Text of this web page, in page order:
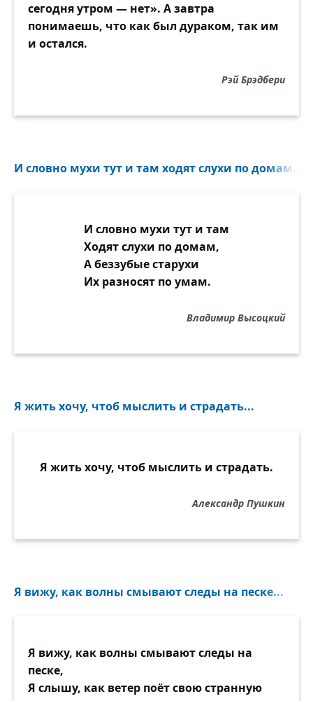
сегодня утром — нет». А завтра
понимаешь, что как был дураком, так им
и остался.
Рэй Брэдбери
И словно мухи тут и там ходят слухи по домам...
И словно мухи тут и там
Ходят слухи по домам,
А беззубые старухи
Их разносят по умам.
Владимир Высоцкий
Я жить хочу, чтоб мыслить и страдать...
Я жить хочу, чтоб мыслить и страдать.
Александр Пушкин
Я вижу, как волны смывают следы на песке...
Я вижу, как волны смывают следы на
песке,
Я слышу, как ветер поёт свою странную